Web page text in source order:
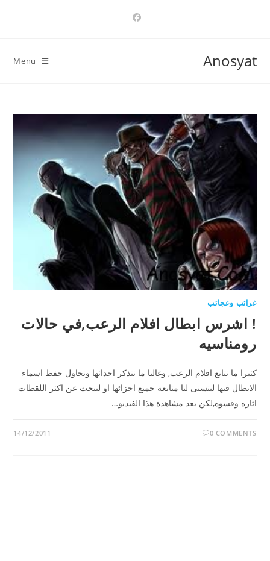
Anosyat
Menu
غرائب وعجائب
! اشرس ابطال افلام الرعب,في حالات
رومناسيه
كثيرا ما نتابع افلام الرعب, وغالبا ما نتذكر احداثها ونحاول حفظ اسماء
الابطال فيها ليتسنى لنا متابعة جميع اجزائها او لنبحث عن اكثر اللقطات
اثاره وقسوه,لكن بعد مشاهدة هذا الفيديو…
0 COMMENTS
14/12/2011